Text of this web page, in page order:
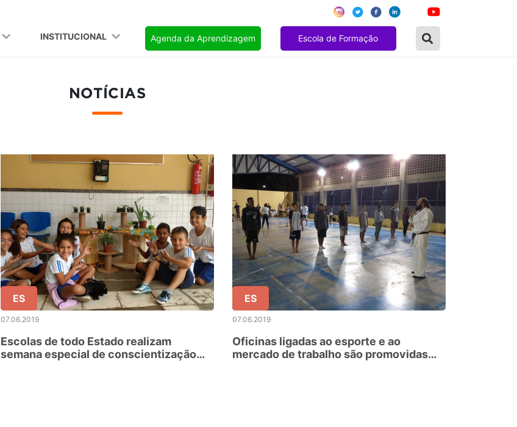
INSTITUCIONAL Agenda da Aprendizagem Escola de Formação
NOTÍCIAS
ES
07.06.2019
Escolas de todo Estado realizam
semana especial de conscientização
ES
07.06.2019
Oficinas ligadas ao esporte e ao
mercado de trabalho são promovidas